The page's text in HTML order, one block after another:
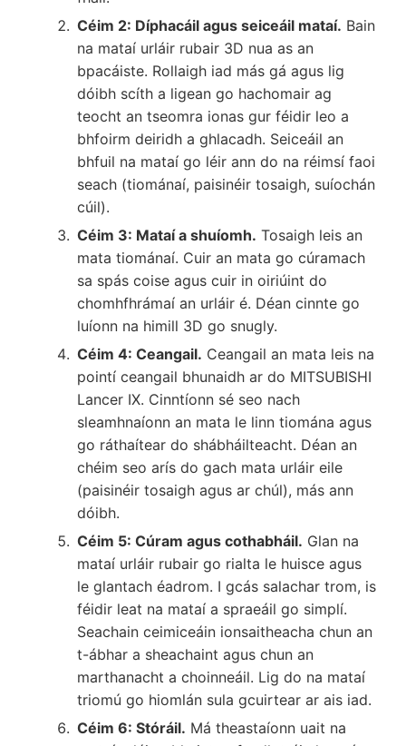
Céim 2: Díphacáil agus seiceáil mataí. Bain
na mataí urláir rubair 3D nua as an
bpacáiste. Rollaigh iad más gá agus lig
dóibh scíth a ligean go hachomair ag
teocht an tseomra ionas gur féidir leo a
bhfoirm deiridh a ghlacadh. Seiceáil an
bhfuil na mataí go léir ann do na réimsí faoi
seach (tiománaí, paisinéir tosaigh, suíochán
cúil).
Céim 3: Mataí a shuíomh. Tosaigh leis an
mata tiománaí. Cuir an mata go cúramach
sa spás coise agus cuir in oiriúint do
chomhfhrámaí an urláir é. Déan cinnte go
luíonn na himill 3D go snugly.
Céim 4: Ceangail. Ceangail an mata leis na
pointí ceangail bhunaidh ar do MITSUBISHI
Lancer IX. Cinntíonn sé seo nach
sleamhnaíonn an mata le linn tiomána agus
go ráthaítear do shábháilteacht. Déan an
chéim seo arís do gach mata urláir eile
(paisinéir tosaigh agus ar chúl), más ann
dóibh.
Céim 5: Cúram agus cothabháil. Glan na
mataí urláir rubair go rialta le huisce agus
le glantach éadrom. I gcás salachar trom, is
féidir leat na mataí a spraeáil go simplí.
Seachain ceimiceáin ionsaitheacha chun an
t-ábhar a sheachaint agus chun an
marthanacht a choinneáil. Lig do na mataí
triomú go hiomlán sula gcuirtear ar ais iad.
Céim 6: Stóráil. Má theastaíonn uait na